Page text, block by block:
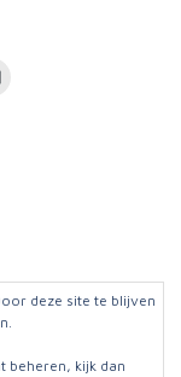
deze site te blijven
beheren, kijk dan